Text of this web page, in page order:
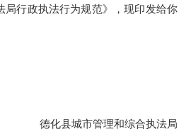
局行政执法行为规范》，现印发给你
德化县城市管理和综合执法局